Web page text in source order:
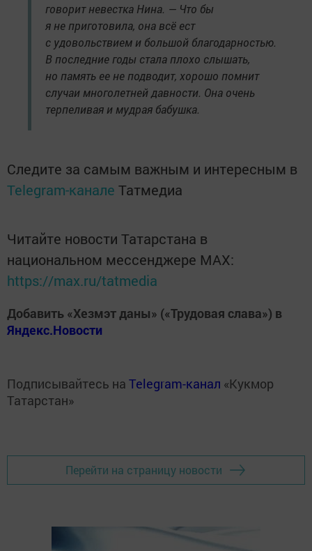
говорит невестка Нина. — Что бы
я не приготовила, она всё ест
с удовольствием и большой благодарностью.
В последние годы стала плохо слышать,
но память ее не подводит, хорошо помнит
случаи многолетней давности. Она очень
терпеливая и мудрая бабушка.
Следите за самым важным и интересным в
Telegram-канале Татмедиа
Читайте новости Татарстана в
национальном мессенджере MАХ:
https://max.ru/tatmedia
Добавить «Хезмэт даны» («Трудовая слава») в
Яндекс.Новости
Подписывайтесь на Telegram-канал «Кукмор
Татарстан»
Перейти на страницу новости